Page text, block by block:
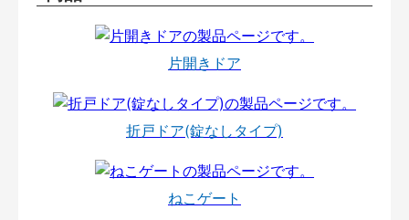
片開きドア
折戸ドア(錠なしタイプ)
ねこゲート